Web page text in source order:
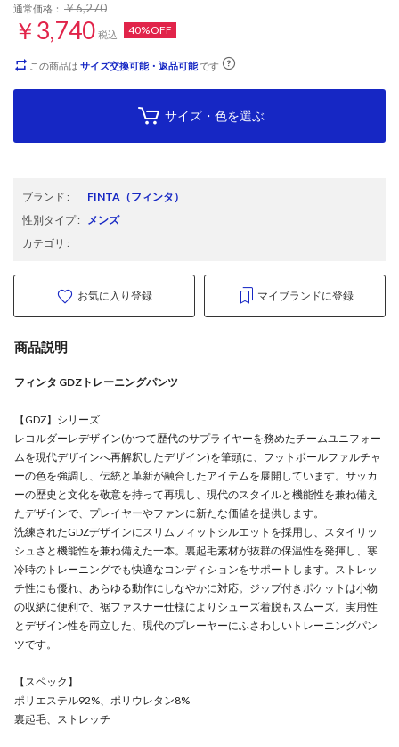
通常価格： ￥6,270
￥3,740 税込 40%OFF
この商品は サイズ交換可能・返品可能です
サイズ・色を選ぶ
ブランド : FINTA （フィンタ）
性別タイプ: メンズ
カテゴリ :
お気に入り登録 マイブランドに登録
商品説明
フィンタ GDZトレーニングパンツ
【GDZ】シリーズ
レコルダーレデザイン(かつて歴代のサプライヤーを務めたチームユニフォー
ムを現代デザインへ再解釈したデザイン)を筆頭に、フットボールファルチャ
ーの色を強調し、伝統と革新が融合したアイテムを展開しています。サッカ
ーの歴史と文化を敬意を持って再現し、現代のスタイルと機能性を兼ね備え
たデザインで、プレイヤーやファンに新たな価値を提供します。
洗練されたGDZデザインにスリムフィットシルエットを採用し、スタイリッ
シュさと機能性を兼ね備えた一本。裏起毛素材が抜群の保温性を発揮し、寒
冷時のトレーニングでも快適なコンディションをサポートします。ストレッ
チ性にも優れ、あらゆる動作にしなやかに対応。ジップ付きポケットは小物
の収納に便利で、裾ファスナー仕様によりシューズ着脱もスムーズ。実用性
とデザイン性を両立した、現代のプレーヤーにふさわしいトレーニングパン
ツです。
【スペック】
ポリエステル92%、ポリウレタン8%
裏起毛、ストレッチ